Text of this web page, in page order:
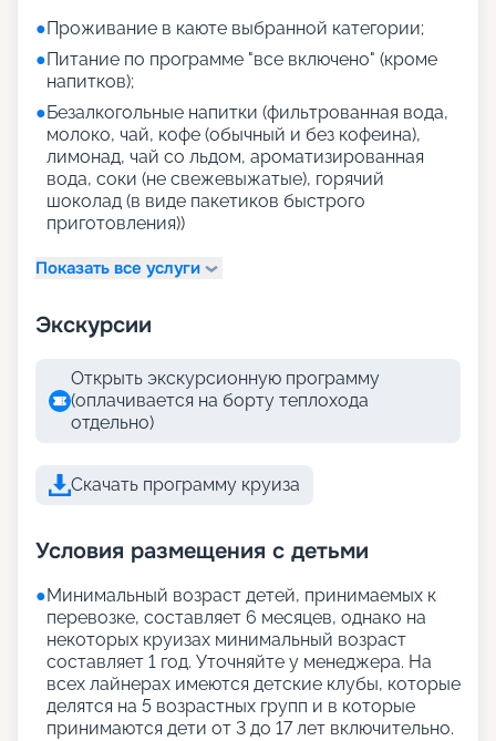
●Проживание в каюте выбранной категории;
●Питание по программе "все включено" (кроме
напитков);
●Безалкогольные напитки (фильтрованная вода,
молоко, чай, кофе (обычный и без кофеина),
лимонад, чай со льдом, ароматизированная
вода, соки (не свежевыжатые), горячий
шоколад (в виде пакетиков быстрого
приготовления))
Показать все услуги
Экскурсии
Открыть экскурсионную программу
(оплачивается на борту теплохода
отдельно)
Скачать программу круиза
Условия размещения с детьми
●Минимальный возраст детей, принимаемых к
перевозке, составляет 6 месяцев, однако на
некоторых круизах минимальный возраст
составляет 1 год. Уточняйте у менеджера. На
всех лайнерах имеются детские клубы, которые
делятся на 5 возрастных групп и в которые
принимаются дети от 3 до 17 лет включительно.